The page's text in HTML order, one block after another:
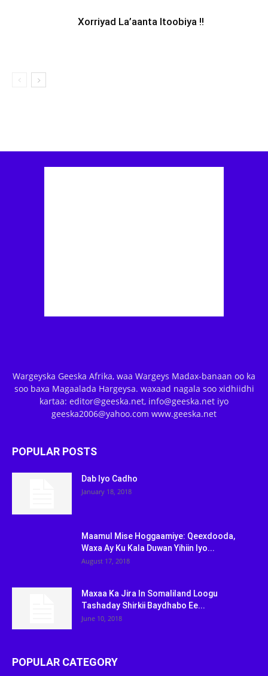
Xorriyad La’aanta Itoobiya !!
Wargeyska Geeska Afrika, waa Wargeys Madax-banaan oo ka
soo baxa Magaalada Hargeysa. waxaad nagala soo xidhiidhi
kartaa: editor@geeska.net, info@geeska.net iyo
geeska2006@yahoo.com www.geeska.net
POPULAR POSTS
Dab Iyo Cadho
January 18, 2018
Maamul Mise Hoggaamiye: Qeexdooda,
Waxa Ay Ku Kala Duwan Yihiin Iyo...
August 17, 2018
Maxaa Ka Jira In Somaliland Loogu
Tashaday Shirkii Baydhabo Ee...
June 10, 2018
POPULAR CATEGORY